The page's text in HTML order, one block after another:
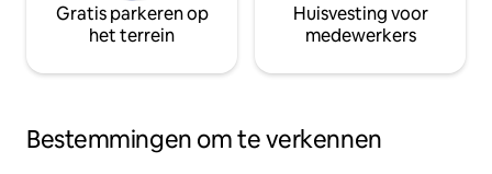
Gratis parkeren op
het terrein
Huisvesting voor
medewerkers
Bestemmingen om te verkennen